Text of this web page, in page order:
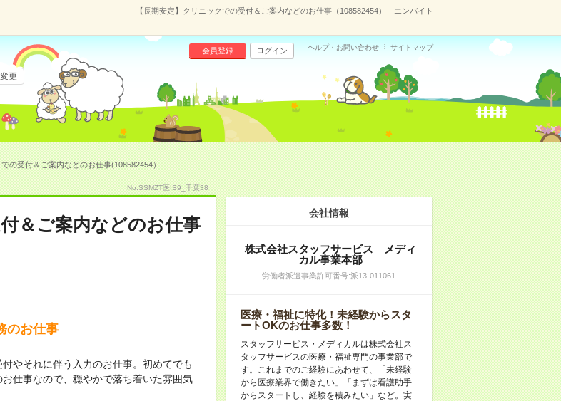
【長期安定】クリニックでの受付＆ご案内などのお仕事（108582454）｜エンバイト
会員登録 ログイン ヘルプ・お問い合わせ サイトマップ
更
の受付＆ご案内などのお仕事(108582454）
No.SSMZT医IS9_千葉38
＆ご案内などのお仕事
のお仕事
やそれに伴う入力のお仕事。初めてでも
仕事なので、穏やかで落ち着いた雰囲気
会社情報
株式会社スタッフサービス メディ
カル事業本部
労働者派遣事業許可番号:派13-011061
医療・福祉に特化！未経験からスタ
ートOKのお仕事多数！
スタッフサービス・メディカルは株式会社ス
タッフサービスの医療・福祉専門の事業部で
す。これまでのご経験にあわせて、「未経験
から医療業界で働きたい」「まずは看護助手
からスタートし、経験を積みたい」など。実